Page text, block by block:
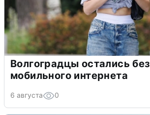
Волгоградцы остались без
мобильного интернета
6 августа 0